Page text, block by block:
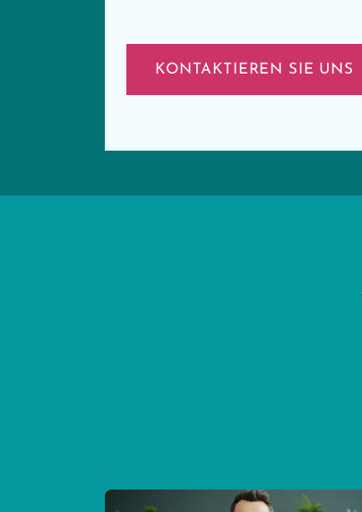
KONTAKTIEREN SIE UNS